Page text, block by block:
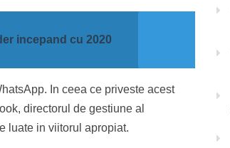
incepand cu 2020
In ceea ce priveste acest
directorul de gestiune al
luate in viitorul apropiat.